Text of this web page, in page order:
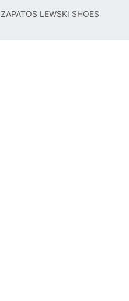
ZAPATOS LEWSKI SHOES